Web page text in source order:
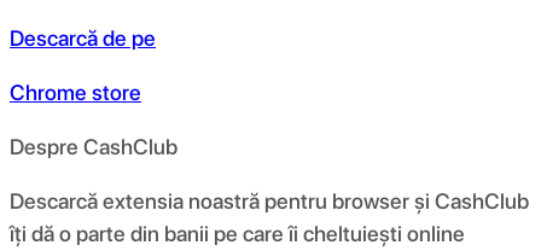
Descarcă de pe
Chrome store
Despre CashClub
Descarcă extensia noastră pentru browser și CashClub
îți dă o parte din banii pe care îi cheltuiești online